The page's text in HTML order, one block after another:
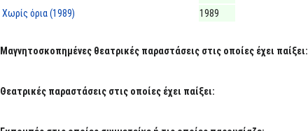
Χωρίς όρια (1989)
1989
Μαγνητοσκοπημένες θεατρικές παραστάσεις στις οποίες έχει παίξει:
Θεατρικές παραστάσεις στις οποίες έχει παίξει: